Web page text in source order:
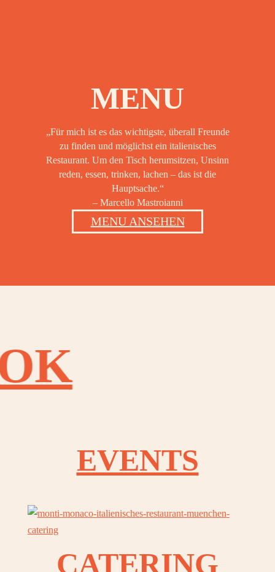
MENU
„Für mich ist es das wichtigste, überall Freunde
zu finden und möglichst ein italienisches
Restaurant. Um den Tisch herumsitzen, Unsinn
reden, essen, trinken, lachen – das ist die
Hauptsache.“
– Marcello Mastroianni
MENU ANSEHEN
EVENTS
CATERING